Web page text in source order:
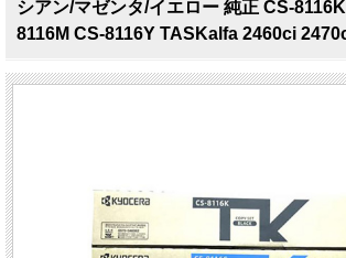
シアン/マゼンタ/イエロー 純正 CS-
8116M CS-8116Y TASKalfa 2460ci